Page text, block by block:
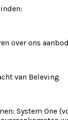
over ons aanbod
van Beleving
System One